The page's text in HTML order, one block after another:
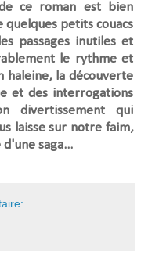
ce roman est bien
petits couacs
passages inutiles et
le rythme et
haleine, la découverte
et des interrogations
divertissement qui
laisse sur notre faim,
saga...